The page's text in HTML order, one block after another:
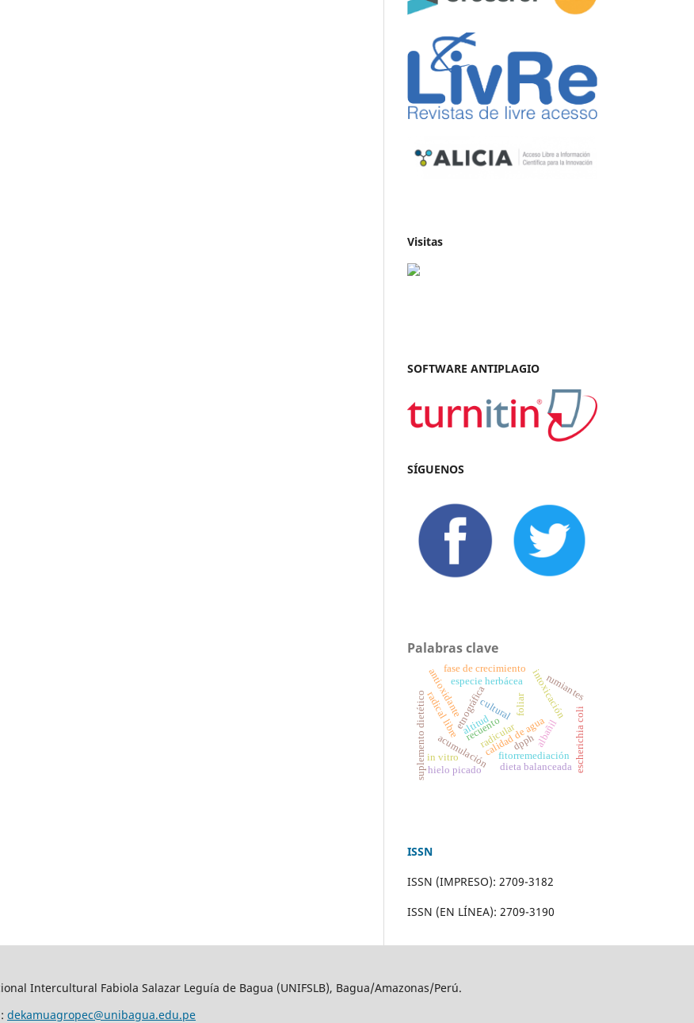
Visitas
SOFTWARE ANTIPLAGIO
SÍGUENOS
Palabras clave
calidad de agua
acumulación
etnográficacultural
albañil
radicular
foliar
especie herbácea
fitorremediación
radical libre
dpph
antioxidante
altitud
recuento
hielo picado
intoxicación
suplemento dietético dieta balanceada
rumiantes
fase de crecimiento
in vitro escherichia coli
ISSN
ISSN (IMPRESO): 2709-3182
ISSN (EN LÍNEA): 2709-3190
Intercultural Fabiola Salazar Leguía de Bagua (UNIFSLB), Bagua/Amazonas/Perú.
dekamuagropec@unibagua.edu.pe